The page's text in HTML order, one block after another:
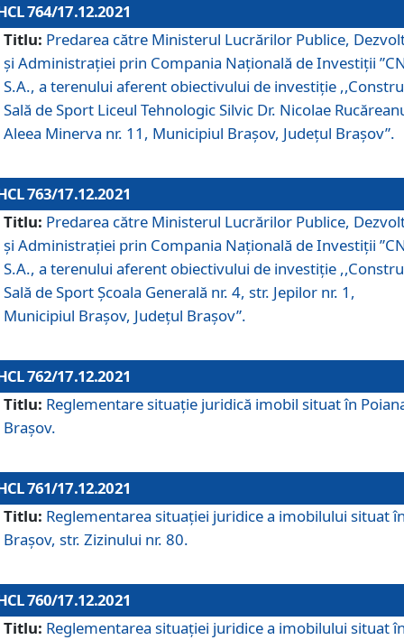
764/17.12.2021
Titlu: Predarea către Ministerul Lucrărilor Publice,
și Administrației prin Compania Naţională de Investiţii
S.A., a terenului aferent obiectivului de investiţie
Sală de Sport Liceul Tehnologic Silvic Dr. Nicolae
Aleea Minerva nr. 11, Municipiul Brașov, Județul Brașov”.
763/17.12.2021
Titlu: Predarea către Ministerul Lucrărilor Publice,
și Administrației prin Compania Naţională de Investiţii
S.A., a terenului aferent obiectivului de investiție
Sală de Sport Școala Generală nr. 4, str. Jepilor nr. 1,
Municipiul Brașov, Județul Brașov”.
762/17.12.2021
Titlu: Reglementare situație juridică imobil situat în
Brașov.
761/17.12.2021
Titlu: Reglementarea situației juridice a imobilului situat
Brașov, str. Zizinului nr. 80.
760/17.12.2021
Titlu: Reglementarea situației juridice a imobilului situat